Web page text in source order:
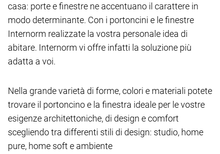
casa: porte e finestre ne accentuano il carattere in
modo determinante. Con i portoncini e le finestre
Internorm realizzate la vostra personale idea di
abitare. Internorm vi offre infatti la soluzione più
adatta a voi.
Nella grande varietà di forme, colori e materiali potete
trovare il portoncino e la finestra ideale per le vostre
esigenze architettoniche, di design e comfort
scegliendo tra differenti stili di design: studio, home
pure, home soft e ambiente